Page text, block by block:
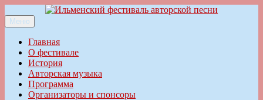
к
содержимому
Ильменский фестиваль авторской песни
Меню
Главная
О фестивале
История
Авторская музыка
Программа
Организаторы и спонсоры